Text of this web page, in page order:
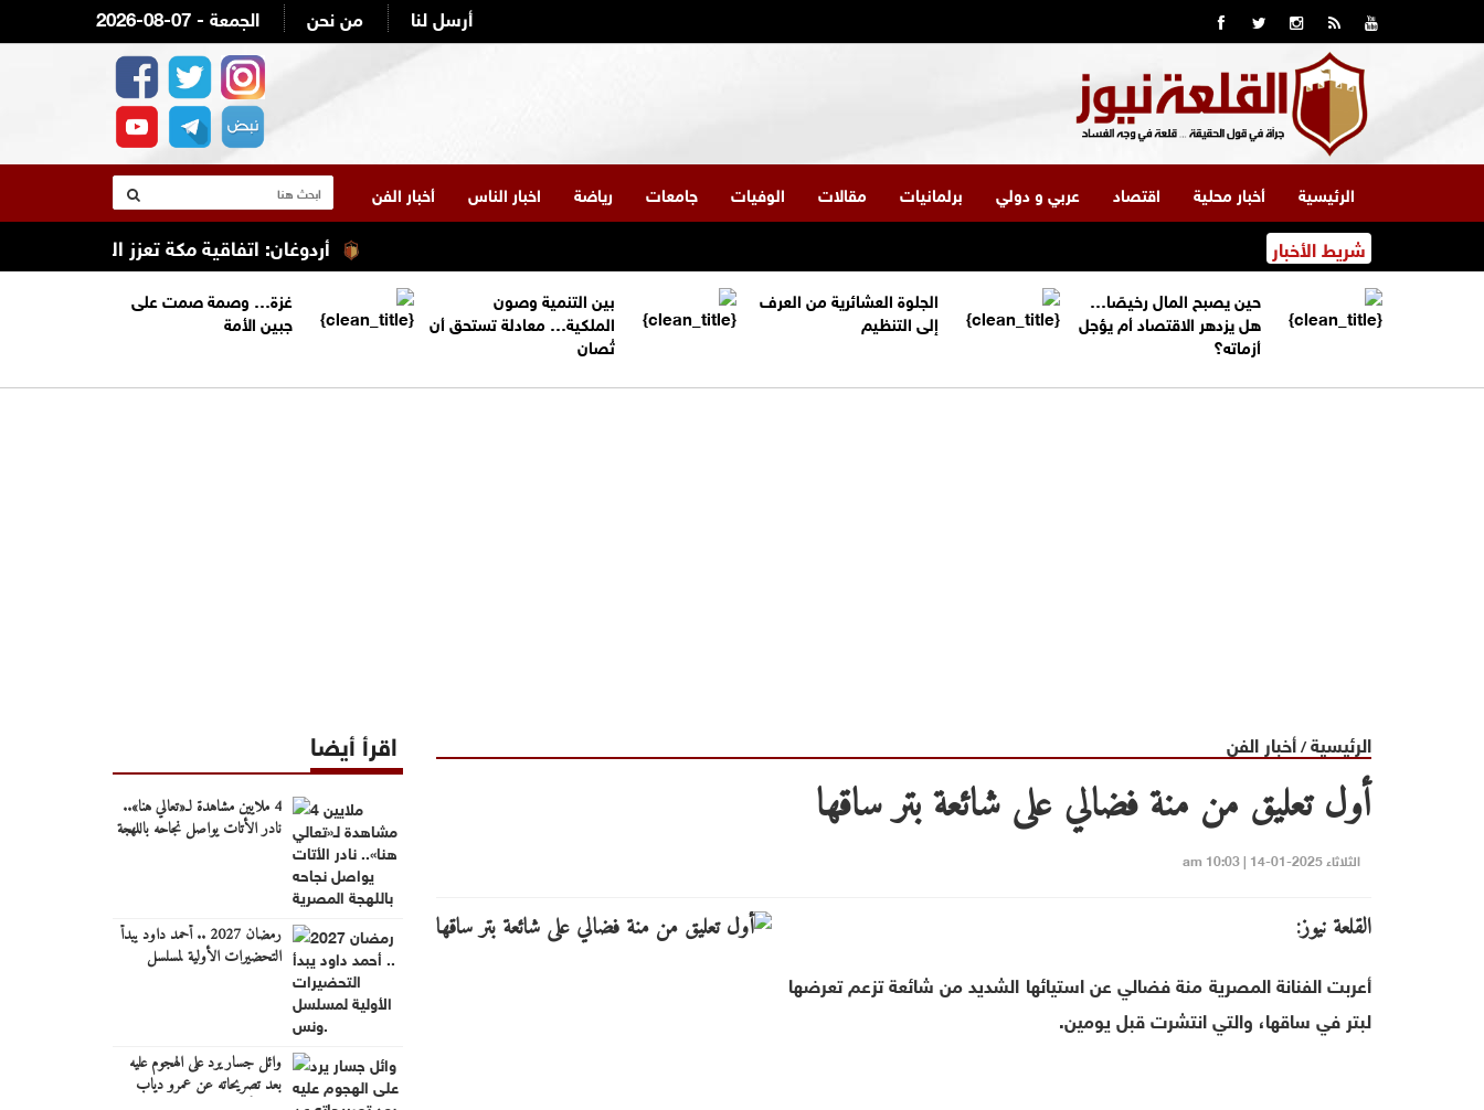
2026-08-07 - الجمعة من نحن أرسل لنا
الرئيسية أخبار محلية اقتصاد عربي و دولي برلمانيات مقالات الوفيات جامعات رياضة اخبار الناس أخبار الفن
شريط الأخبار أردوغان: اتفاقية مكة تعزز التعاون الأمني
حين يصبح المال رخيصًا…
هل يزدهر الاقتصاد أم يؤجل
أزماته؟
الجلوة العشائرية من العرف
إلى التنظيم
بين التنمية وصون
الملكية… معادلة تستحق أن
تُصان
غزة… وصمة صمت على
جبين الأمة
الرئيسية/أخبار الفن
أول تعليق من منة فضالي على شائعة بتر ساقها
الثلاثاء 2025-01-14 | 10:03 am
القلعة نيوز:
أعربت الفنانة المصرية منة فضالي عن استيائها الشديد من شائعة تزعم تعرضها
لبتر في ساقها، والتي انتشرت قبل يومين.
اقرأ أيضا
4 ملايين مشاهدة لـ«تعالي هنا»..
نادر الأتات يواصل نجاحه باللهجة
رمضان 2027 .. أحمد داود يبدأ
التحضيرات الأولية لمسلسل
وائل جسار يرد على الهجوم عليه
بعد تصريحاته عن عمرو دياب